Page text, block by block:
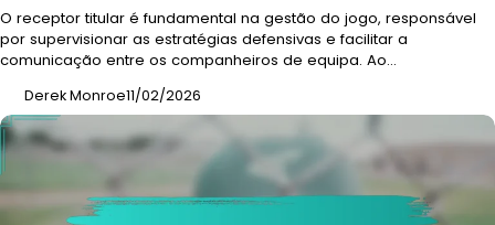
O receptor titular é fundamental na gestão do jogo, responsável
por supervisionar as estratégias defensivas e facilitar a
comunicação entre os companheiros de equipa. Ao…
Derek Monroe11/02/2026